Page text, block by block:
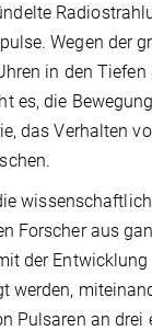
Wegen der
in den
es, die
das Verhalten
Forscher aus
der
werden,
Pulsaren an